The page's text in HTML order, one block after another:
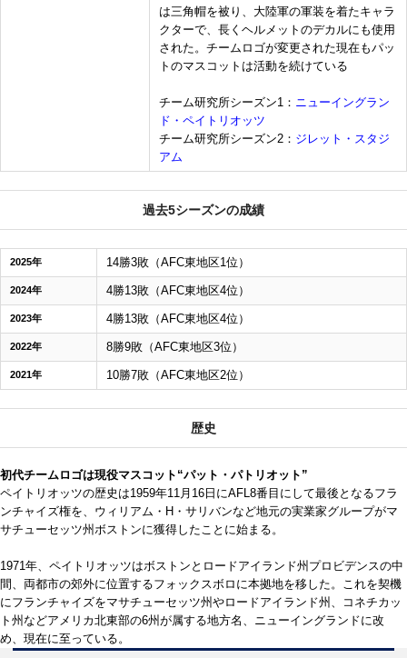
は三角帽を被り、大陸軍の軍装を着たキャラ
クターで、長くヘルメットのデカルにも使用
された。チームロゴが変更された現在もパッ
トのマスコットは活動を続けている
チーム研究所シーズン1： ニューイングラン
ド・ペイトリオッツ
チーム研究所シーズン2： ジレット・スタジ
アム
過去5シーズンの成績
2025年 14勝3敗（AFC東地区1位）
2024年 4勝13敗（AFC東地区4位）
2023年 4勝13敗（AFC東地区4位）
2022年 8勝9敗（AFC東地区3位）
2021年 10勝7敗（AFC東地区2位）
歴史
初代チームロゴは現役マスコット“パット・パトリオット”
ペイトリオッツの歴史は1959年11月16日にAFL8番目にして最後となるフラ
ンチャイズ権を、ウィリアム・H・サリバンなど地元の実業家グループがマ
サチューセッツ州ボストンに獲得したことに始まる。
1971年、ペイトリオッツはボストンとロードアイランド州プロビデンスの中
間、両都市の郊外に位置するフォックスボロに本拠地を移した。これを契機
にフランチャイズをマサチューセッツ州やロードアイランド州、コネチカッ
ト州などアメリカ北東部の6州が属する地方名、ニューイングランドに改
め、現在に至っている。